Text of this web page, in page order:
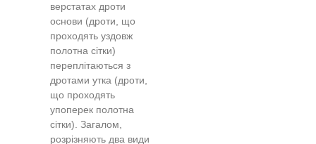
верстатах дроти
основи (дроти, що
проходять уздовж
полотна сітки)
переплітаються з
дротами утка (дроти,
що проходять
упоперек полотна
сітки). Загалом,
розрізняють два види